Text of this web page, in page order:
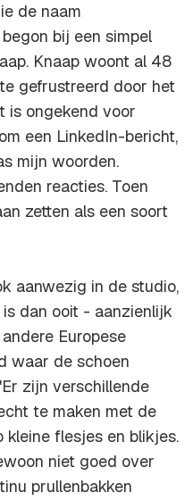
de naam
bij een simpel
Knaap woont al 48
gefrustreerd door het
is ongekend voor
een LinkedIn-bericht,
mijn woorden.
reacties. Toen
zetten als een soort
aanwezig in de studio,
dan ooit - aanzienlijk
Europese
waar de schoen
zijn verschillende
te maken met de
flesjes en blikjes.
niet goed over
prullenbakken